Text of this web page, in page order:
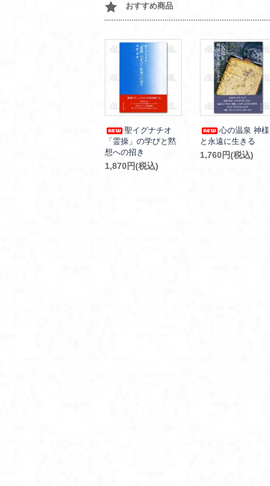
おすすめ商品
聖イグナチオ
「霊操」の学びと黙
想への招き
1,870円(税込)
心の温泉 神様
と永遠に生きる
1,760円(税込)